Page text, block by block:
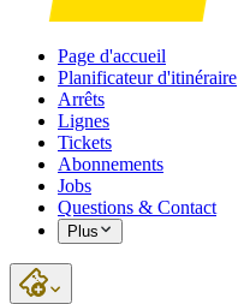
Page d'accueil
Planificateur d'itinéraire
Arrêts
Lignes
Tickets
Abonnements
Jobs
Questions & Contact
Plus